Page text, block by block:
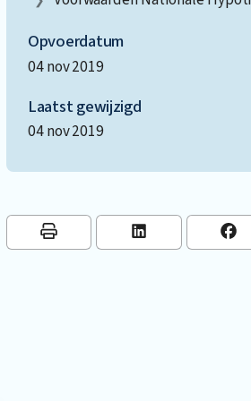
Opvoerdatum
04 nov 2019
Laatst gewijzigd
04 nov 2019